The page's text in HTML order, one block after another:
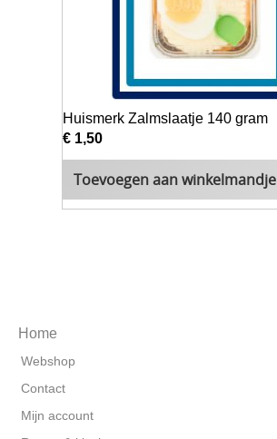
Huismerk Zalmslaatje 140 gram
€ 1,50
Toevoegen aan winkelmandje
Home
Webshop
Contact
Mijn account